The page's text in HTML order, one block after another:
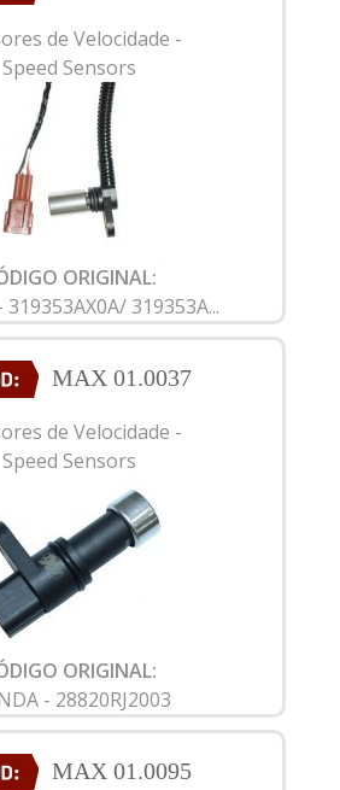
de Velocidade -
Speed Sensors
ORIGINAL:
319353AX0A/ 319353A...
MAX 01.0037
de Velocidade -
Speed Sensors
ORIGINAL:
- 28820RJ2003
MAX 01.0095